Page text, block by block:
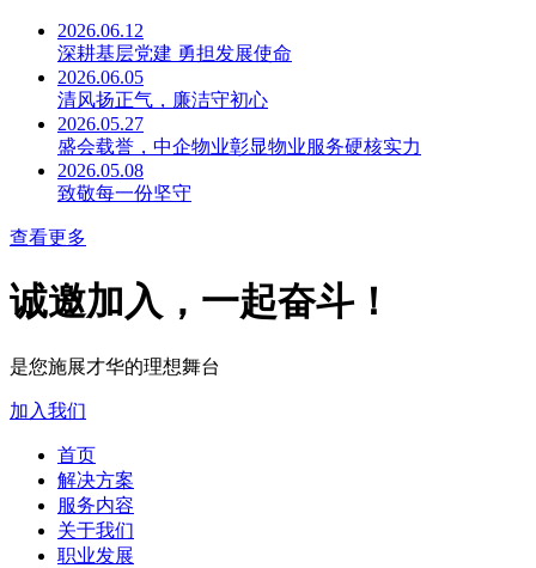
2026.06.12
深耕基层党建 勇担发展使命
2026.06.05
清风扬正气，廉洁守初心
2026.05.27
盛会载誉，中企物业彰显物业服务硬核实力
2026.05.08
致敬每一份坚守
查看更多
诚邀加入，一起奋斗！
是您施展才华的理想舞台
加入我们
首页
解决方案
服务内容
关于我们
职业发展